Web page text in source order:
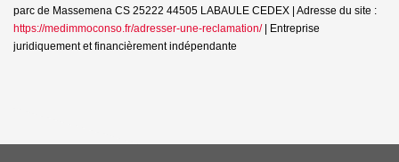
parc de Massemena CS 25222 44505 LABAULE CEDEX | Adresse du site :
https://medimmoconso.fr/adresser-une-reclamation/| Entreprise
juridiquement et financièrement indépendante